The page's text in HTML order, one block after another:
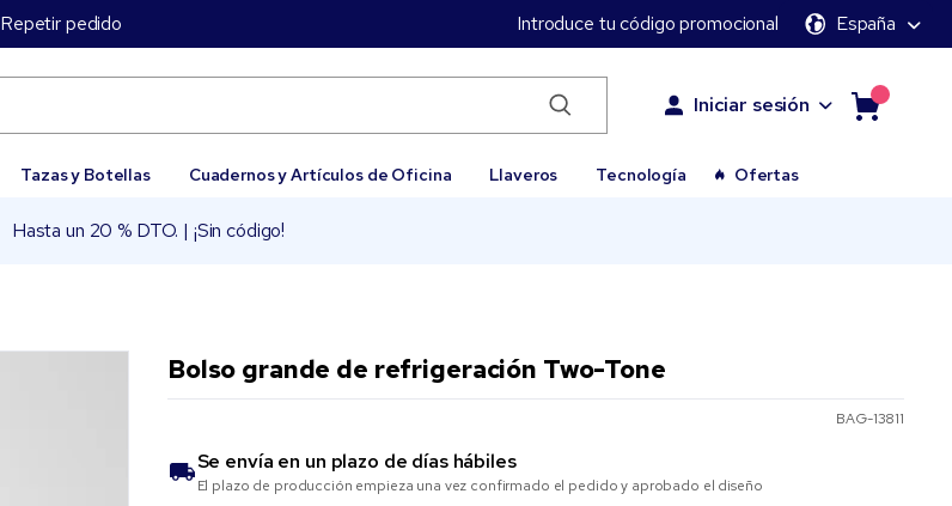
Repetir pedido Introduce tu código promocional España
Iniciar sesión
Tazas y Botellas Cuadernos y Artículos de Oficina Llaveros Tecnología Ofertas
Hasta un 20 % DTO. | ¡Sin código!
Bolso grande de refrigeración Two-Tone
BAG-13811
Se envía en un plazo de días hábiles
El plazo de producción empieza una vez confirmado el pedido y aprobado el diseño